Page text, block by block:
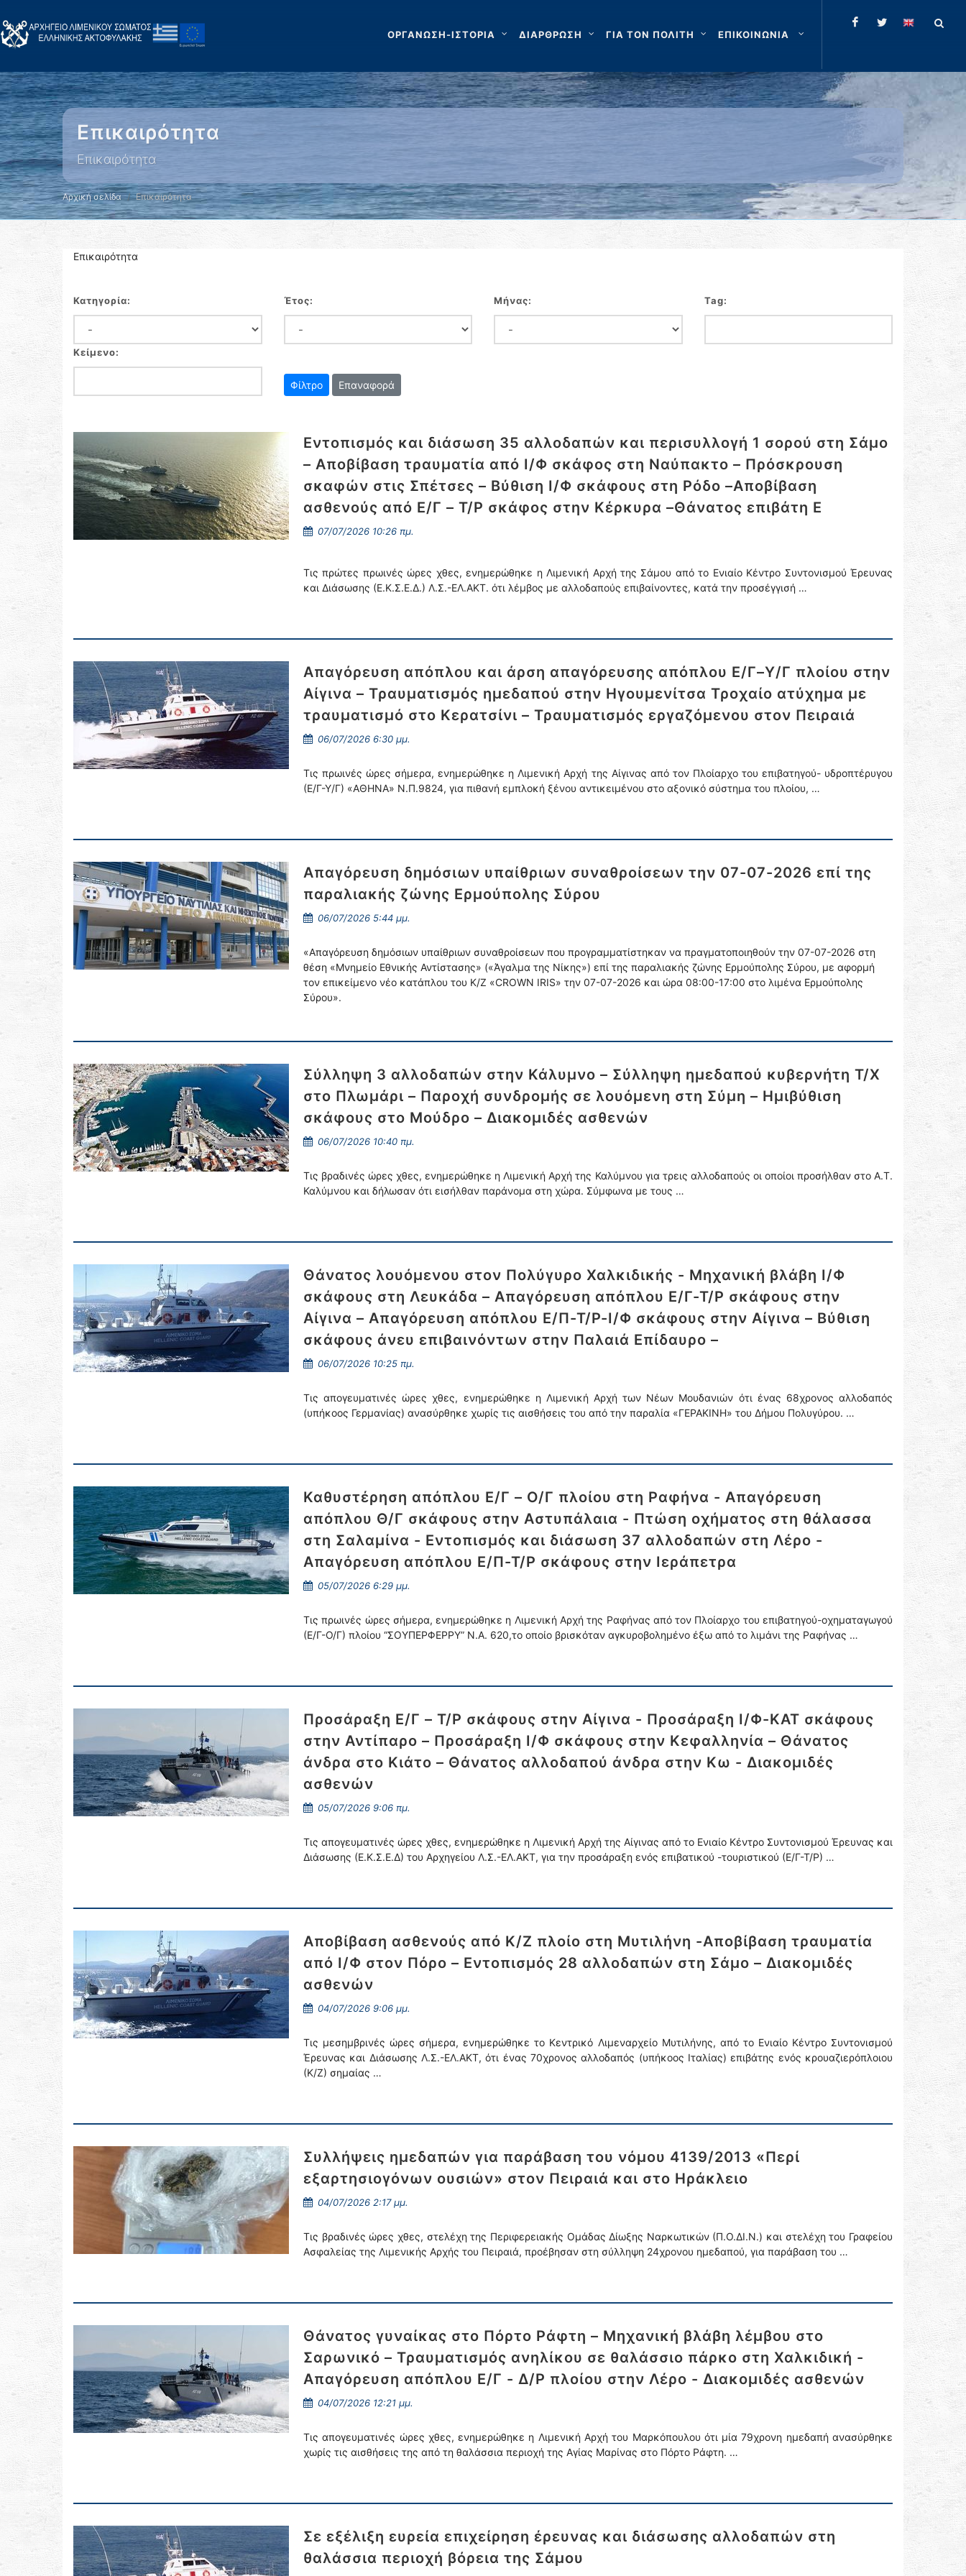
ΟΡΓΑΝΩΣΗ-ΙΣΤΟΡΙΑ ΔΙΑΡΘΡΩΣΗ ΓΙΑ ΤΟΝ ΠΟΛΙΤΗ ΕΠΙΚΟΙΝΩΝΙΑ
Επικαιρότητα
Επικαιρότητα
Αρχική σελίδα Επικαιρότητα
Επικαιρότητα
Κατηγορία: Έτος: Μήνας: Tag:
Κείμενο:
Επαναφορά
Εντοπισμός και διάσωση 35 αλλοδαπών και περισυλλογή 1 σορού στη Σάμο
– Αποβίβαση τραυματία από Ι/Φ σκάφος στη Ναύπακτο – Πρόσκρουση
σκαφών στις Σπέτσες – Βύθιση Ι/Φ σκάφους στη Ρόδο –Αποβίβαση
ασθενούς από Ε/Γ – Τ/Ρ σκάφος στην Κέρκυρα –Θάνατος επιβάτη Ε
07/07/2026 10:26 πμ.
Τις πρώτες πρωινές ώρες χθες, ενημερώθηκε η Λιμενική Αρχή της Σάμου από το Ενιαίο Κέντρο Συντονισμού Έρευνας
και Διάσωσης (Ε.Κ.Σ.Ε.Δ.) Λ.Σ.-ΕΛ.ΑΚΤ. ότι λέμβος με αλλοδαπούς επιβαίνοντες, κατά την προσέγγισή …
Απαγόρευση απόπλου και άρση απαγόρευσης απόπλου Ε/Γ–Υ/Γ πλοίου στην
Αίγινα – Τραυματισμός ημεδαπού στην Ηγουμενίτσα Τροχαίο ατύχημα με
τραυματισμό στο Κερατσίνι – Τραυματισμός εργαζόμενου στον Πειραιά
06/07/2026 6:30 μμ.
Τις πρωινές ώρες σήμερα, ενημερώθηκε η Λιμενική Αρχή της Αίγινας από τον Πλοίαρχο του επιβατηγού- υδροπτέρυγου
(Ε/Γ-Υ/Γ) «ΑΘΗΝΑ» Ν.Π.9824, για πιθανή εμπλοκή ξένου αντικειμένου στο αξονικό σύστημα του πλοίου, …
Απαγόρευση δημόσιων υπαίθριων συναθροίσεων την 07-07-2026 επί της
παραλιακής ζώνης Ερμούπολης Σύρου
06/07/2026 5:44 μμ.
«Απαγόρευση δημόσιων υπαίθριων συναθροίσεων που προγραμματίστηκαν να πραγματοποιηθούν την 07-07-2026 στη
θέση «Μνημείο Εθνικής Αντίστασης» («Άγαλμα της Νίκης») επί της παραλιακής ζώνης Ερμούπολης Σύρου, με αφορμή
τον επικείμενο νέο κατάπλου του Κ/Ζ «CROWN IRIS» την 07-07-2026 και ώρα 08:00-17:00 στο λιμένα Ερμούπολης
Σύρου».
Σύλληψη 3 αλλοδαπών στην Κάλυμνο – Σύλληψη ημεδαπού κυβερνήτη Τ/Χ
στο Πλωμάρι – Παροχή συνδρομής σε λουόμενη στη Σύμη – Ημιβύθιση
σκάφους στο Μούδρο – Διακομιδές ασθενών
06/07/2026 10:40 πμ.
Τις βραδινές ώρες χθες, ενημερώθηκε η Λιμενική Αρχή της Καλύμνου για τρεις αλλοδαπούς οι οποίοι προσήλθαν στο Α.Τ.
Καλύμνου και δήλωσαν ότι εισήλθαν παράνομα στη χώρα. Σύμφωνα με τους …
Θάνατος λουόμενου στον Πολύγυρο Χαλκιδικής - Μηχανική βλάβη Ι/Φ
σκάφους στη Λευκάδα – Απαγόρευση απόπλου Ε/Γ-Τ/Ρ σκάφους στην
Αίγινα – Απαγόρευση απόπλου Ε/Π-Τ/Ρ-Ι/Φ σκάφους στην Αίγινα – Βύθιση
σκάφους άνευ επιβαινόντων στην Παλαιά Επίδαυρο –
06/07/2026 10:25 πμ.
Τις απογευματινές ώρες χθες, ενημερώθηκε η Λιμενική Αρχή των Νέων Μουδανιών ότι ένας 68χρονος αλλοδαπός
(υπήκοος Γερμανίας) ανασύρθηκε χωρίς τις αισθήσεις του από την παραλία «ΓΕΡΑΚΙΝΗ» του Δήμου Πολυγύρου. …
Καθυστέρηση απόπλου Ε/Γ – Ο/Γ πλοίου στη Ραφήνα - Απαγόρευση
απόπλου Θ/Γ σκάφους στην Αστυπάλαια - Πτώση οχήματος στη θάλασσα
στη Σαλαμίνα - Εντοπισμός και διάσωση 37 αλλοδαπών στη Λέρο -
Απαγόρευση απόπλου Ε/Π-Τ/Ρ σκάφους στην Ιεράπετρα
05/07/2026 6:29 μμ.
Τις πρωινές ώρες σήμερα, ενημερώθηκε η Λιμενική Αρχή της Ραφήνας από τον Πλοίαρχο του επιβατηγού-οχηματαγωγού
(Ε/Γ-Ο/Γ) πλοίου “ΣΟΥΠΕΡΦΕΡΡΥ” Ν.Α. 620,το οποίο βρισκόταν αγκυροβολημένο έξω από το λιμάνι της Ραφήνας …
Προσάραξη Ε/Γ – Τ/Ρ σκάφους στην Αίγινα - Προσάραξη Ι/Φ-ΚΑΤ σκάφους
στην Αντίπαρο – Προσάραξη Ι/Φ σκάφους στην Κεφαλληνία – Θάνατος
άνδρα στο Κιάτο – Θάνατος αλλοδαπού άνδρα στην Κω - Διακομιδές
ασθενών
05/07/2026 9:06 πμ.
Τις απογευματινές ώρες χθες, ενημερώθηκε η Λιμενική Αρχή της Αίγινας από το Ενιαίο Κέντρο Συντονισμού Έρευνας και
Διάσωσης (Ε.Κ.Σ.Ε.Δ) του Αρχηγείου Λ.Σ.-ΕΛ.ΑΚΤ, για την προσάραξη ενός επιβατικού -τουριστικού (Ε/Γ-Τ/Ρ) …
Αποβίβαση ασθενούς από Κ/Ζ πλοίο στη Μυτιλήνη -Αποβίβαση τραυματία
από Ι/Φ στον Πόρο – Εντοπισμός 28 αλλοδαπών στη Σάμο – Διακομιδές
ασθενών
04/07/2026 9:06 μμ.
Τις μεσημβρινές ώρες σήμερα, ενημερώθηκε το Κεντρικό Λιμεναρχείο Μυτιλήνης, από το Ενιαίο Κέντρο Συντονισμού
Έρευνας και Διάσωσης Λ.Σ.-ΕΛ.ΑΚΤ, ότι ένας 70χρονος αλλοδαπός (υπήκοος Ιταλίας) επιβάτης ενός κρουαζιερόπλοιου
(Κ/Ζ) σημαίας …
Συλλήψεις ημεδαπών για παράβαση του νόμου 4139/2013 «Περί
εξαρτησιογόνων ουσιών» στον Πειραιά και στο Ηράκλειο
04/07/2026 2:17 μμ.
Τις βραδινές ώρες χθες, στελέχη της Περιφερειακής Ομάδας Δίωξης Ναρκωτικών (Π.Ο.ΔΙ.Ν.) και στελέχη του Γραφείου
Ασφαλείας της Λιμενικής Αρχής του Πειραιά, προέβησαν στη σύλληψη 24χρονου ημεδαπού, για παράβαση του …
Θάνατος γυναίκας στο Πόρτο Ράφτη – Μηχανική βλάβη λέμβου στο
Σαρωνικό – Τραυματισμός ανηλίκου σε θαλάσσιο πάρκο στη Χαλκιδική -
Απαγόρευση απόπλου Ε/Γ - Δ/Ρ πλοίου στην Λέρο - Διακομιδές ασθενών
04/07/2026 12:21 μμ.
Τις απογευματινές ώρες χθες, ενημερώθηκε η Λιμενική Αρχή του Μαρκόπουλου ότι μία 79χρονη ημεδαπή ανασύρθηκε
χωρίς τις αισθήσεις της από τη θαλάσσια περιοχή της Αγίας Μαρίνας στο Πόρτο Ράφτη. …
Σε εξέλιξη ευρεία επιχείρηση έρευνας και διάσωσης αλλοδαπών στη
θαλάσσια περιοχή βόρεια της Σάμου